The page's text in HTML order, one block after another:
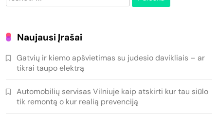
Naujausi Įrašai
Gatvių ir kiemo apšvietimas su judesio davikliais – ar
tikrai taupo elektrą
Automobilių servisas Vilniuje kaip atskirti kur tau siūlo
tik remontą o kur realią prevenciją